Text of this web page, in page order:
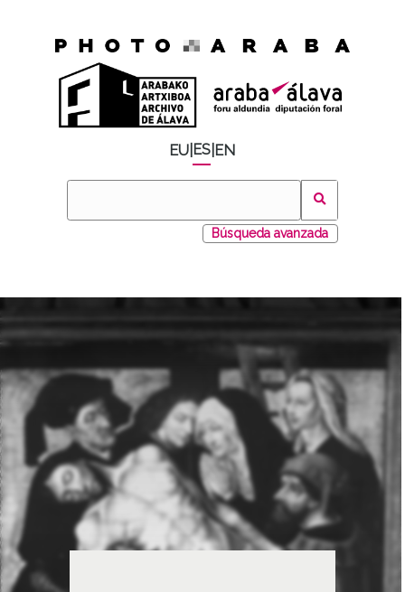
EU ES EN
Búsqueda avanzada